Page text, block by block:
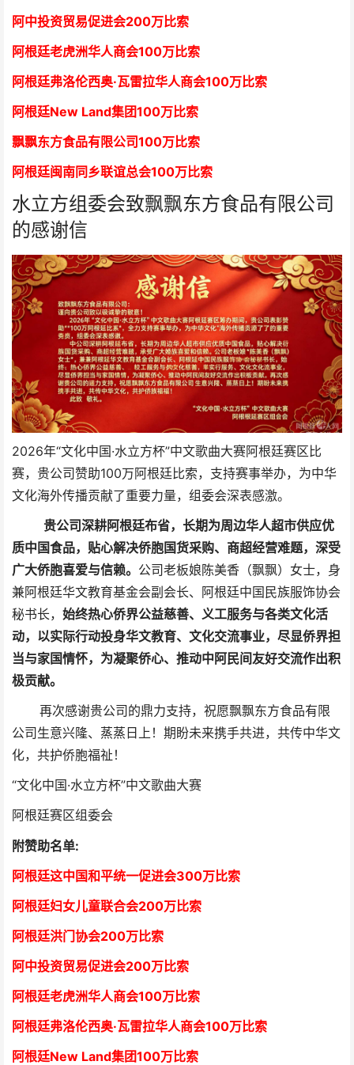
阿中投资贸易促进会200万比索
阿根廷老虎洲华人商会100万比索
阿根廷弗洛伦西奥·瓦雷拉华人商会100万比索
阿根廷New Land集团100万比索
飘飘东方食品有限公司100万比索
阿根廷闽南同乡联谊总会100万比索
水立方组委会致飘飘东方食品有限公司
的感谢信
2026年“文化中国·水立方杯”中文歌曲大赛阿根廷赛区比
赛，贵公司赞助100万阿根廷比索，支持赛事举办，为中华
文化海外传播贡献了重要力量，组委会深表感激。
贵公司深耕阿根廷布省，长期为周边华人超市供应优
质中国食品，贴心解决侨胞国货采购、商超经营难题，深受
广大侨胞喜爱与信赖。 公司老板娘陈美香（飘飘）女士，身
兼阿根廷华文教育基金会副会长、阿根廷中国民族服饰协会
秘书长， 始终热心侨界公益慈善、义工服务与各类文化活
动，以实际行动投身华文教育、文化交流事业，尽显侨界担
当与家国情怀，为凝聚侨心、推动中阿民间友好交流作出积
极贡献。
再次感谢贵公司的鼎力支持，祝愿飘飘东方食品有限
公司生意兴隆、蒸蒸日上！期盼未来携手共进，共传中华文
化，共护侨胞福祉！
“文化中国·水立方杯”中文歌曲大赛
阿根廷赛区组委会
附赞助名单:
阿根廷这中国和平统一促进会300万比索
阿根廷妇女儿童联合会200万比索
阿根廷洪门协会200万比索
阿中投资贸易促进会200万比索
阿根廷老虎洲华人商会100万比索
阿根廷弗洛伦西奥·瓦雷拉华人商会100万比索
阿根廷New Land集团100万比索